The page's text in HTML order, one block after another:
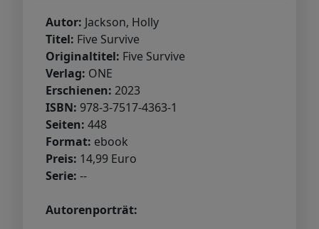
Autor: Jackson, Holly
Titel: Five Survive
Originaltitel: Five Survive
Verlag: ONE
Erschienen: 2023
ISBN: 978-3-7517-4363-1
Seiten: 448
Format: ebook
Preis: 14,99 Euro
Serie: --
Autorenporträt: